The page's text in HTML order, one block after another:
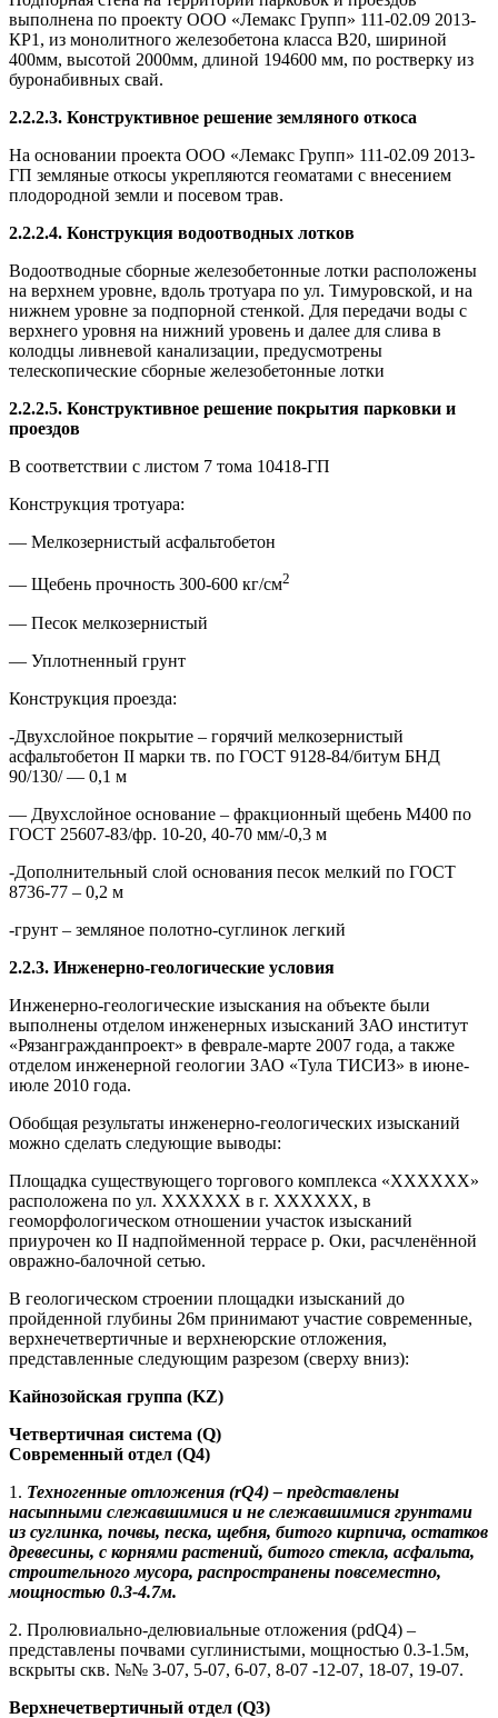
выполнена по проекту ООО «Лемакс Групп» 111-02.09 2013-
КР1, из монолитного железобетона класса В20, шириной
400мм, высотой 2000мм, длиной 194600 мм, по ростверку из
буронабивных свай.
2.2.2.3. Конструктивное решение земляного откоса
На основании проекта ООО «Лемакс Групп» 111-02.09 2013-
ГП земляные откосы укрепляются геоматами с внесением
плодородной земли и посевом трав.
2.2.2.4. Конструкция водоотводных лотков
Водоотводные сборные железобетонные лотки расположены
на верхнем уровне, вдоль тротуара по ул. Тимуровской, и на
нижнем уровне за подпорной стенкой. Для передачи воды с
верхнего уровня на нижний уровень и далее для слива в
колодцы ливневой канализации, предусмотрены
телескопические сборные железобетонные лотки
2.2.2.5. Конструктивное решение покрытия парковки и
проездов
В соответствии с листом 7 тома 10418-ГП
Конструкция тротуара:
— Мелкозернистый асфальтобетон
— Щебень прочность 300-600 кг/см2
— Песок мелкозернистый
— Уплотненный грунт
Конструкция проезда:
-Двухслойное покрытие – горячий мелкозернистый
асфальтобетон II марки тв. по ГОСТ 9128-84/битум БНД
90/130/ — 0,1 м
— Двухслойное основание – фракционный щебень М400 по
ГОСТ 25607-83/фр. 10-20, 40-70 мм/-0,3 м
-Дополнительный слой основания песок мелкий по ГОСТ
8736-77 – 0,2 м
-грунт – земляное полотно-суглинок легкий
2.2.3. Инженерно-геологические условия
Инженерно-геологические изыскания на объекте были
выполнены отделом инженерных изысканий ЗАО институт
«Рязангражданпроект» в феврале-марте 2007 года, а также
отделом инженерной геологии ЗАО «Тула ТИСИЗ» в июне-
июле 2010 года.
Обобщая результаты инженерно-геологических изысканий
можно сделать следующие выводы:
Площадка существующего торгового комплекса «ХХХХХХ»
расположена по ул. ХХХХХХ в г. ХХХХХХ, в
геоморфологическом отношении участок изысканий
приурочен ко II надпойменной террасе р. Оки, расчленённой
овражно-балочной сетью.
В геологическом строении площадки изысканий до
пройденной глубины 26м принимают участие современные,
верхнечетвертичные и верхнеюрские отложения,
представленные следующим разрезом (сверху вниз):
Кайнозойская группа (KZ)
Четвертичная система (Q)
Современный отдел (Q4)
1. Техногенные отложения (rQ4) – представлены
насыпными слежавшимися и не слежавшимися грунтами
из суглинка, почвы, песка, щебня, битого кирпича, остатков
древесины, с корнями растений, битого стекла, асфальта,
строительного мусора, распространены повсеместно,
мощностью 0.3-4.7м.
2. Пролювиально-делювиальные отложения (pdQ4) –
представлены почвами суглинистыми, мощностью 0.3-1.5м,
вскрыты скв. №№ 3-07, 5-07, 6-07, 8-07 -12-07, 18-07, 19-07.
Верхнечетвертичный отдел (Q3)